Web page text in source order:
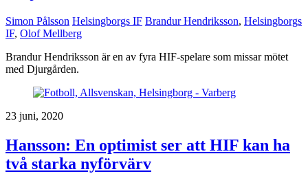
Simon Pålsson Helsingborgs IF Brandur Hendriksson, Helsingborgs
IF, Olof Mellberg
Brandur Hendriksson är en av fyra HIF-spelare som missar mötet
med Djurgården.
23 juni, 2020
Hansson: En optimist ser att HIF kan ha
två starka nyförvärv